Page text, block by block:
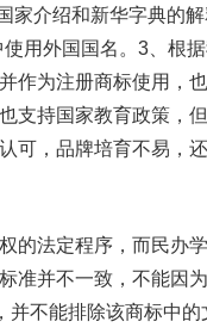
家介绍和新华字典的
用外国国名。3、根据
作为注册商标使用，
支持国家教育政策，
可，品牌培育不易，
法定程序，而民办
准并不一致，不能因
并不能排除该商标中的